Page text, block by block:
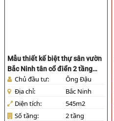
Mẫu thiết kế biệt thự sân vườn
Bắc Ninh tân cổ điển 2 tầng
[HL260326]
Chủ đầu tư:
Ông Đậu
Địa chỉ:
Bắc Ninh
Diện tích:
545m2
Số tầng:
2 tầng